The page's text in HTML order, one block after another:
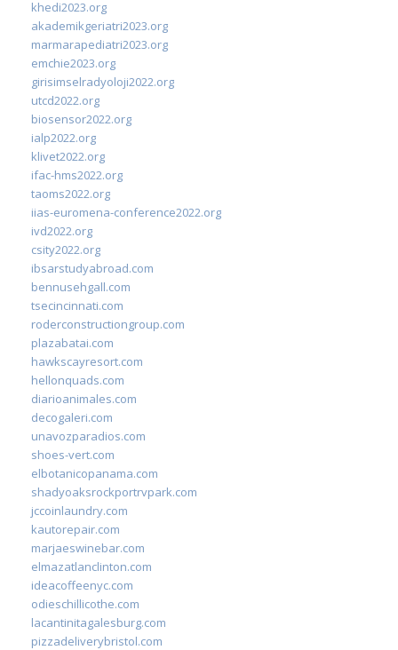
khedi2023.org
akademikgeriatri2023.org
marmarapediatri2023.org
emchie2023.org
girisimselradyoloji2022.org
utcd2022.org
biosensor2022.org
ialp2022.org
klivet2022.org
ifac-hms2022.org
taoms2022.org
iias-euromena-conference2022.org
ivd2022.org
csity2022.org
ibsarstudyabroad.com
bennusehgall.com
tsecincinnati.com
roderconstructiongroup.com
plazabatai.com
hawkscayresort.com
hellonquads.com
diarioanimales.com
decogaleri.com
unavozparadios.com
shoes-vert.com
elbotanicopanama.com
shadyoaksrockportrvpark.com
jccoinlaundry.com
kautorepair.com
marjaeswinebar.com
elmazatlanclinton.com
ideacoffeenyc.com
odieschillicothe.com
lacantinitagalesburg.com
pizzadeliverybristol.com